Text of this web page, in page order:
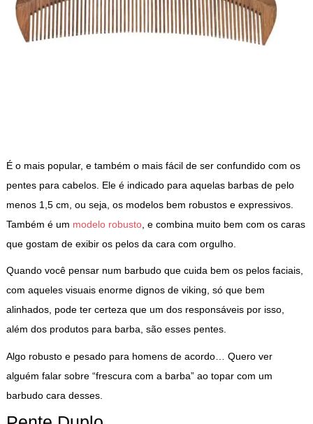
É o mais popular, e também o mais fácil de ser confundido com os
pentes para cabelos. Ele é indicado para aquelas barbas de pelo
menos 1,5 cm, ou seja, os modelos bem robustos e expressivos.
Também é um modelo robusto, e combina muito bem com os caras
que gostam de exibir os pelos da cara com orgulho.
Quando você pensar num barbudo que cuida bem os pelos faciais,
com aqueles visuais enorme dignos de viking, só que bem
alinhados, pode ter certeza que um dos responsáveis por isso,
além dos produtos para barba, são esses pentes.
Algo robusto e pesado para homens de acordo… Quero ver
alguém falar sobre “frescura com a barba” ao topar com um
barbudo cara desses.